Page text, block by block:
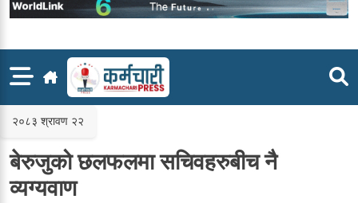
२०८३ श्रावण २२
बेरुजुको छलफलमा सचिवहरुबीच नै
व्यग्यवाण